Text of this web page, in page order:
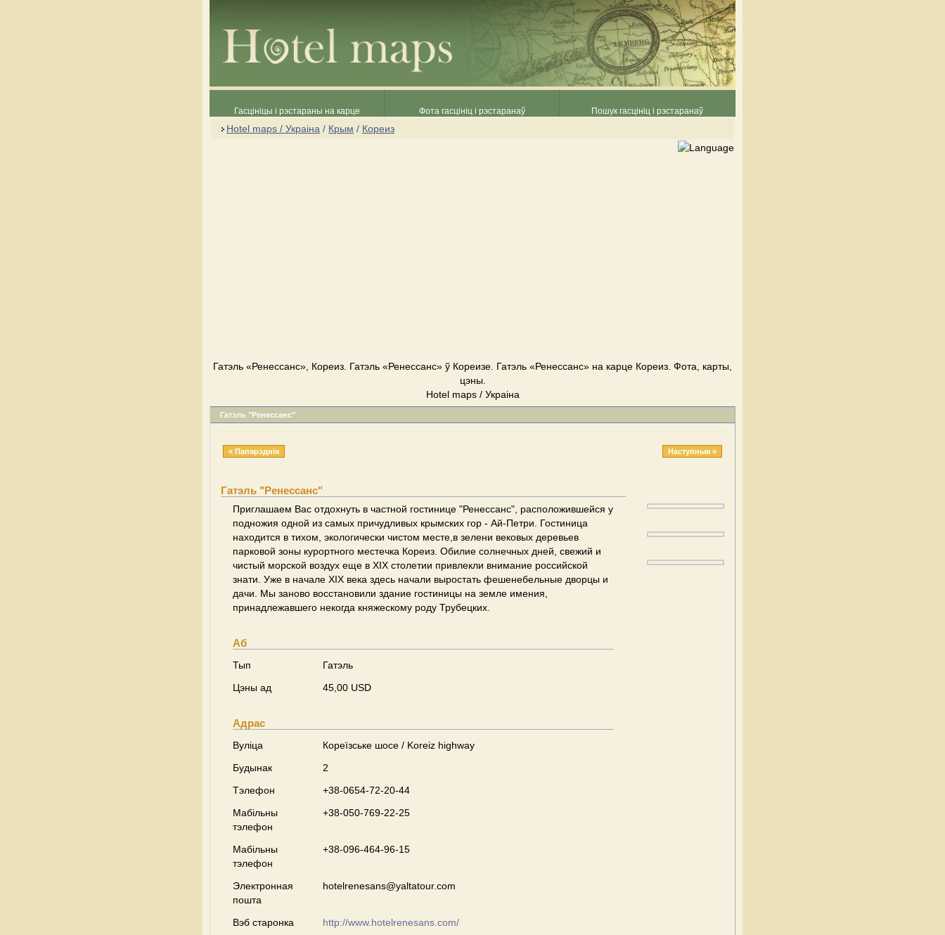
Гасцініцы і рэстараны на карце Фота гасцініц і рэстаранаў Пошук гасцініц і рэстаранаў
Hotel maps / Украіна / Крым / Кореиз
Гатэль «Ренесcанс», Кореиз. Гатэль «Ренесcанс» ў Кореизе. Гатэль «Ренесcанс» на карце Кореиз. Фота, карты,
цэны.
Hotel maps / Украіна
Гатэль "Ренесcанс"
« Папярэднія Наступныя »
Гатэль "Ренесcанс"
Приглашаем Вас отдохнуть в частной гостинице "Ренессанс", расположившейся у
подножия одной из самых причудливых крымских гор - Ай-Петри. Гостиница
находится в тихом, экологически чистом месте,в зелени вековых деревьев
парковой зоны курортного местечка Кореиз. Обилие солнечных дней, свежий и
чистый морской воздух еще в XIX столетии привлекли внимание российской
знати. Уже в начале XIX века здесь начали выростать фешенебельные дворцы и
дачи. Мы заново восстановили здание гостиницы на земле имения,
принадлежавшего некогда княжескому роду Трубецких.
Аб
Тып
Гатэль
Цэны ад
45,00 USD
Адрас
Вуліца
Кореїзське шосе / Koreiz highway
Будынак
2
Тэлефон
+38-0654-72-20-44
Мабільны
тэлефон
+38-050-769-22-25
Мабільны
тэлефон
+38-096-464-96-15
Электронная
пошта
hotelrenesans@yaltatour.com
Вэб старонка http://www.hotelrenesans.com/